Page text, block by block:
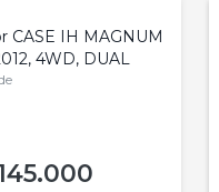
CASE IH MAGNUM
4WD, DUAL